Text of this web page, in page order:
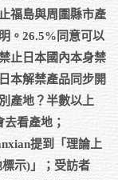
福島與周圍縣市產
。26.5%同意可以
止日本國內本身禁
本解禁產品同步開
產地？半數以上
看產地；
提到「理論上
示)」；受訪者